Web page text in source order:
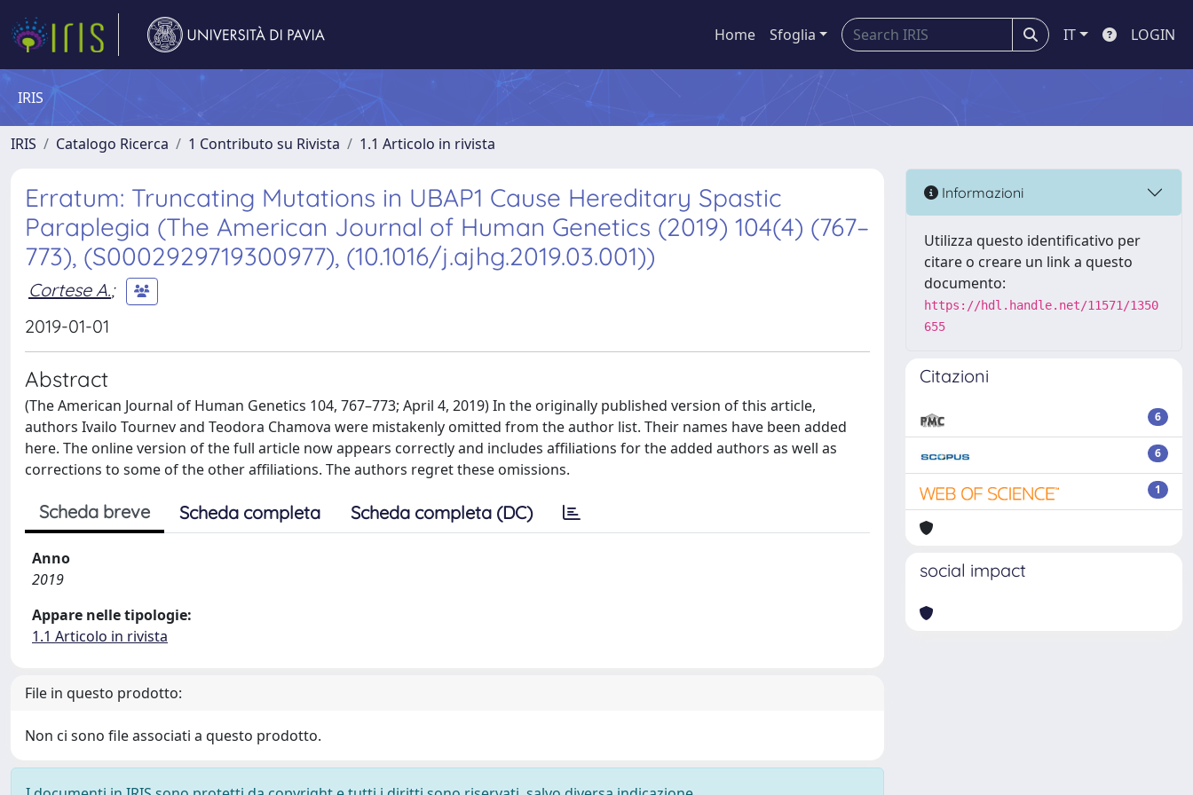
Home Sfoglia IT LOGIN
IRIS
IRIS Catalogo Ricerca 1 Contributo su Rivista 1.1 Articolo in rivista
Erratum: Truncating Mutations in UBAP1 Cause Hereditary Spastic
Paraplegia (The American Journal of Human Genetics (2019) 104(4) (767–
773), (S0002929719300977), (10.1016/j.ajhg.2019.03.001))
Cortese A.;
2019-01-01
Abstract
(The American Journal of Human Genetics 104, 767–773; April 4, 2019) In the originally published version of this article,
authors Ivailo Tournev and Teodora Chamova were mistakenly omitted from the author list. Their names have been added
here. The online version of the full article now appears correctly and includes affiliations for the added authors as well as
corrections to some of the other affiliations. The authors regret these omissions.
Scheda breve Scheda completa Scheda completa (DC)
Anno
2019
Appare nelle tipologie:
1.1 Articolo in rivista
File in questo prodotto:
Non ci sono file associati a questo prodotto.
Informazioni
Utilizza questo identificativo per
citare o creare un link a questo
documento:
https://hdl.handle.net/11571/1350
655
Citazioni
6
6
1
social impact